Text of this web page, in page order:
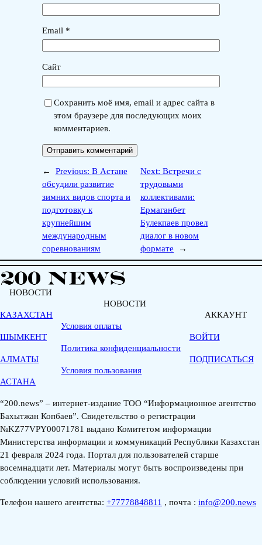
Email *
Сайт
Сохранить моё имя, email и адрес сайта в
этом браузере для последующих моих
комментариев.
← Previous: В Астане
обсудили развитие
зимних видов спорта и
подготовку к
крупнейшим
международным
соревнованиям
Next:Встречи с
трудовыми
коллективами:
Ермаганбет
Булекпаев провел
диалог в новом
формате
→
НОВОСТИ
КАЗАХСТАН
ШЫМКЕНТ
АЛМАТЫ
АСТАНА
НОВОСТИ
Условия оплаты
Политика конфиденциальности
Условия пользования
АККАУНТ
ВОЙТИ
ПОДПИСАТЬСЯ
“200.news” – интернет-издание ТОО “Информационное агентство
Бахытжан Копбаев”. Свидетельство о регистрации
№KZ77VPY00071781 выдано Комитетом информации
Министерства информации и коммуникаций Республики Казахстан
21 февраля 2024 года. Портал для пользователей старше
восемнадцати лет. Материалы могут быть воспроизведены при
соблюдении условий использования.
Телефон нашего агентства: +77778848811 , почта : info@200.news